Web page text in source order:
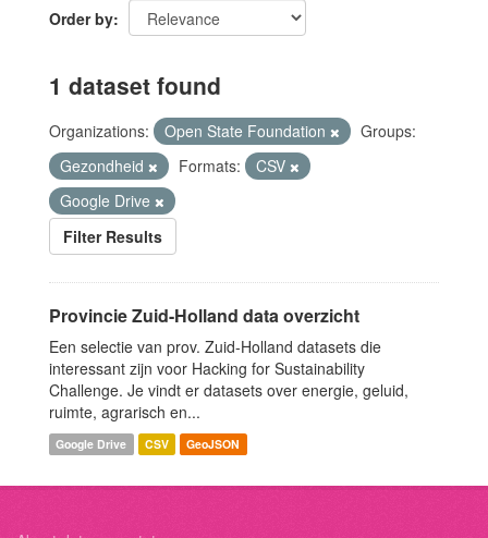
Order by
1 dataset found
Organizations: Open State Foundation
Groups:
Gezondheid
Formats:
CSV
Google Drive
Filter Results
Provincie Zuid-Holland data overzicht
Een selectie van prov. Zuid-Holland datasets die
interessant zijn voor Hacking for Sustainability
Challenge. Je vindt er datasets over energie, geluid,
ruimte, agrarisch en...
Google Drive CSV GeoJSON